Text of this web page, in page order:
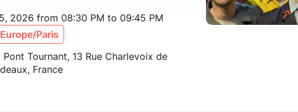
2026 from 08:30 PM to 09:45 PM
Paris
Tournant, 13 Rue Charlevoix de
France